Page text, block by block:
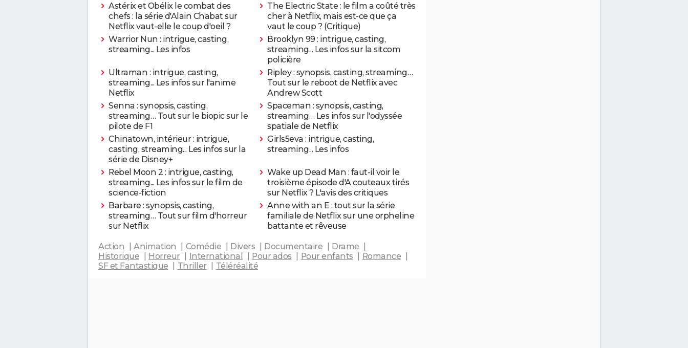
Astérix et Obélix le combat des
chefs : la série d'Alain Chabat sur
Netflix vaut-elle le coup d'oeil ?
The Electric State : le film a coûté très
cher à Netflix, mais est-ce que ça
vaut le coup ? (Critique)
Warrior Nun : intrigue, casting,
streaming... Les infos
Brooklyn 99 : intrigue, casting,
streaming... Les infos sur la sitcom
policière
Ultraman : intrigue, casting,
streaming... Les infos sur l'anime
Netflix
Ripley : synopsis, casting, streaming…
Tout sur le reboot de Netflix avec
Andrew Scott
Senna : synopsis, casting,
streaming… Tout sur le biopic sur le
pilote de F1
Spaceman : synopsis, casting,
streaming… Les infos sur l'odyssée
spatiale de Netflix
Chinatown, intérieur : intrigue,
casting, streaming... Les infos sur la
série de Disney+
Girls5eva : intrigue, casting,
streaming... Les infos
Rebel Moon 2 : intrigue, casting,
streaming... Les infos sur le film de
science-fiction
Wake up Dead Man : faut-il voir le
troisième épisode d'A couteaux tirés
sur Netflix ? L'avis des critiques
Barbare : synopsis, casting,
streaming… Tout sur film d'horreur
sur Netflix
Anne with an E : tout sur la série
familiale de Netflix sur une orpheline
battante et rêveuse
Action Animation Comédie Divers Documentaire
Drame
Historique
Horreur International Pour ados Pour enfants
Romance
SF et Fantastique
Thriller Téléréalité